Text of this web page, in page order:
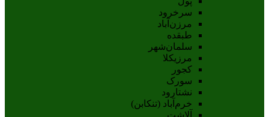
سرخرود
مرزن‌آباد
طبقده
سلمان‌شهر
مرزیکلا
کجور
سورک
نشتارود
خرم‌آباد (تنکابن)
آلاشت